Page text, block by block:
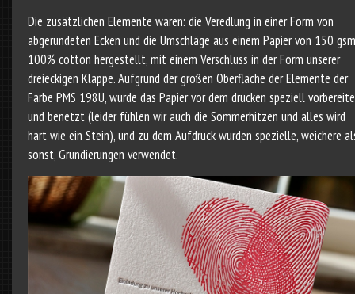
Die zusätzlichen Elemente waren: die Veredlung in einer Form von
abgerundeten Ecken und die Umschläge aus einem Papier von 150 gsm
100% cotton hergestellt, mit einem Verschluss in der Form unserer
dreieckigen Klappe. Aufgrund der großen Oberfläche der Elemente der
Farbe PMS 198U, wurde das Papier vor dem drucken speziell
und benetzt (leider fühlen wir auch die Sommerhitzen und alles wird
hart wie ein Stein), und zu dem Aufdruck wurden spezielle, weichere
sonst, Grundierungen verwendet.